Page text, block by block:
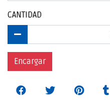
CANTIDAD
Encargar